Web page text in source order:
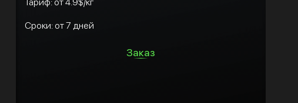
Сроки: от 7 дней
Заказ